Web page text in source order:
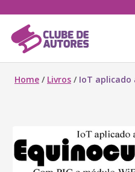
Home / Livros / IoT aplicado